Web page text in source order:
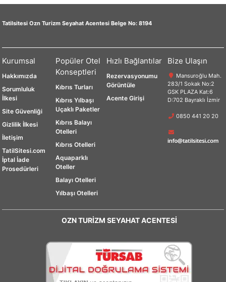
Tatilsitesi Ozn Turizm Seyahat Acentesi Belge No: 8194
Kurumsal
Hakkımızda
Sorumluluk
İlkesi
Site Güvenliği
Gizlilik İlkesi
İletişim
TatilSitesi.com
İptal İade
Prosedürleri
Popüler Otel
Konseptleri
Kıbrıs Turları
Kıbrıs Yılbaşı
Uçaklı Paketler
Kıbrıs Balayı
Otelleri
Kıbrıs Otelleri
Aquaparklı
Oteller
Balayı Otelleri
Yılbaşı Otelleri
Hızlı Bağlantılar
Rezervasyonumu
Görüntüle
Acente Girişi
Bize Ulaşın
Mansuroğlu Mah.
283/1 Sokak No:2
GSK PLAZA Kat:6
D:702 Bayraklı İzmir
0850 441 20 20
OZN TURİZM SEYAHAT ACENTESİ